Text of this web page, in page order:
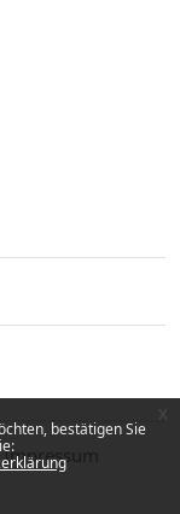
bestätigen Sie
Impressum